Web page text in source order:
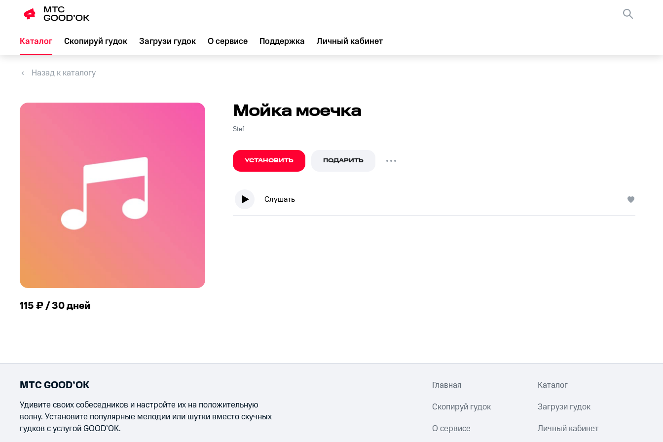
Каталог Скопируй гудок Загрузи гудок О сервисе Поддержка Личный кабинет
Назад к каталогу
115 ₽ / 30 дней
Мойка моечка
Stef
УСТАНОВИТЬ ПОДАРИТЬ
Слушать
МТС GOOD’OK
Удивите своих собеседников и настройте их на положительную
волну. Установите популярные мелодии или шутки вместо скучных
гудков с услугой GOOD’OK.
Главная Каталог
Скопируй гудок Загрузи гудок
О сервисе Личный кабинет